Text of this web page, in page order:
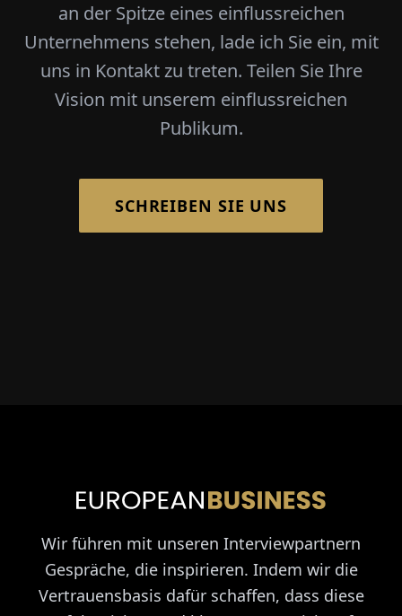
an der Spitze eines einflussreichen
Unternehmens stehen, lade ich Sie ein, mit
uns in Kontakt zu treten. Teilen Sie Ihre
Vision mit unserem einflussreichen
Publikum.
SCHREIBEN SIE UNS
Wir führen mit unseren Interviewpartnern
Gespräche, die inspirieren. Indem wir die
Vertrauensbasis dafür schaffen, dass diese